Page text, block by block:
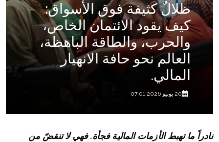
ظلالٌ كثيفة فوق الأسواق:
كيف يقود الائتمان الخاص،
والحرب، والطاقة الباهظة،
العالم نحو حافة الانهيار
المالي.
20 يونيو 2026 07:01
نادراً ما تهبط الأزمات المالية فجأة. فهي لا تنقضّ من